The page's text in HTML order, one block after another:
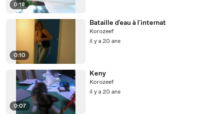
0:18
0:10
Bataille d'eau à l'internat
Korozeef
il y a 20 ans
0:07
Keny
Korozeef
il y a 20 ans